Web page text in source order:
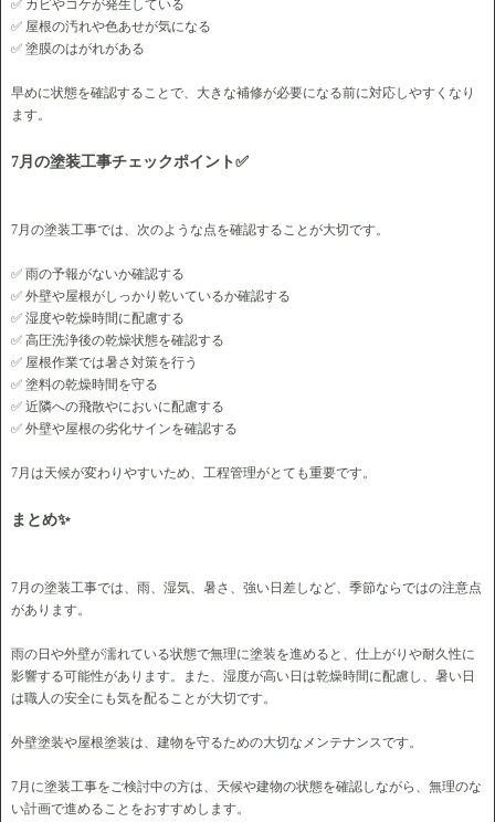
✅ カビやコケが発生している
✅ 屋根の汚れや色あせが気になる
✅ 塗膜のはがれがある
早めに状態を確認することで、大きな補修が必要になる前に対応しやすくなり
ます。
7月の塗装工事チェックポイント✅
7月の塗装工事では、次のような点を確認することが大切です。
✅ 雨の予報がないか確認する
✅ 外壁や屋根がしっかり乾いているか確認する
✅ 湿度や乾燥時間に配慮する
✅ 高圧洗浄後の乾燥状態を確認する
✅ 屋根作業では暑さ対策を行う
✅ 塗料の乾燥時間を守る
✅ 近隣への飛散やにおいに配慮する
✅ 外壁や屋根の劣化サインを確認する
7月は天候が変わりやすいため、工程管理がとても重要です。
まとめ✨
7月の塗装工事では、雨、湿気、暑さ、強い日差しなど、季節ならではの注意点
があります。
雨の日や外壁が濡れている状態で無理に塗装を進めると、仕上がりや耐久性に
影響する可能性があります。また、湿度が高い日は乾燥時間に配慮し、暑い日
は職人の安全にも気を配ることが大切です。
外壁塗装や屋根塗装は、建物を守るための大切なメンテナンスです。
7月に塗装工事をご検討中の方は、天候や建物の状態を確認しながら、無理のな
い計画で進めることをおすすめします。